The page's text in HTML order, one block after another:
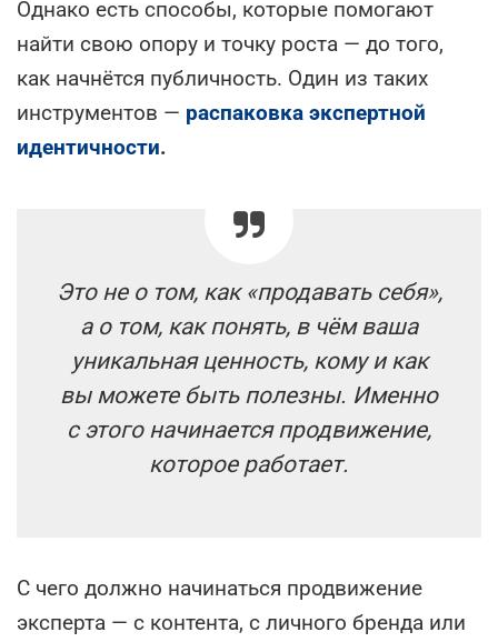
Однако есть способы, которые помогают
найти свою опору и точку роста — до того,
как начнётся публичность. Один из таких
инструментов — распаковка экспертной
идентичности.
Это не о том, как «продавать себя»,
а о том, как понять, в чём ваша
уникальная ценность, кому и как
вы можете быть полезны. Именно
с этого начинается продвижение,
которое работает.
С чего должно начинаться продвижение
эксперта — с контента, с личного бренда или